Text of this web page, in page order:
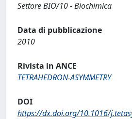
Settore BIO/10 - Biochimica
Data di pubblicazione
2010
Rivista in ANCE
TETRAHEDRON-ASYMMETRY
DOI
https://dx.doi.org/10.1016/